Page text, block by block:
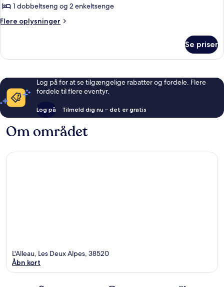
1 dobbeltseng og 2 enkeltsenge
Flere oplysninger
Flere
Se priser
Log på for at se tilgængelige rabatter og fordele. Flere
fordele til flere eventyr.
Log på Tilmeld dig nu – det er gratis
Om området
L'Alleau, Les Deux Alpes, 38520
Åbn kort